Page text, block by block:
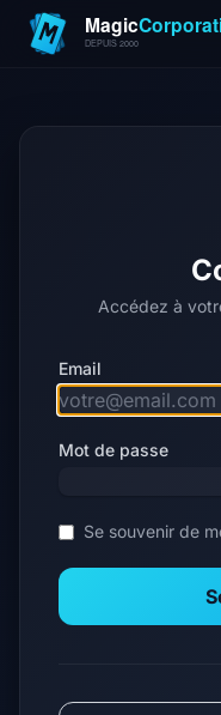
Accédez à
Email
Mot de passe
Se souvenir de